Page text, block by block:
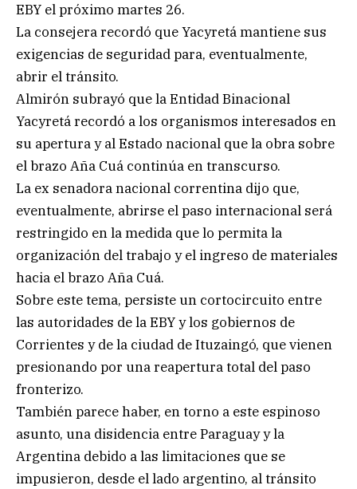
EBY el próximo martes 26.
La consejera recordó que Yacyretá mantiene sus
exigencias de seguridad para, eventualmente,
abrir el tránsito.
Almirón subrayó que la Entidad Binacional
Yacyretá recordó a los organismos interesados en
su apertura y al Estado nacional que la obra sobre
el brazo Aña Cuá continúa en transcurso.
La ex senadora nacional correntina dijo que,
eventualmente, abrirse el paso internacional será
restringido en la medida que lo permita la
organización del trabajo y el ingreso de materiales
hacia el brazo Aña Cuá.
Sobre este tema, persiste un cortocircuito entre
las autoridades de la EBY y los gobiernos de
Corrientes y de la ciudad de Ituzaingó, que vienen
presionando por una reapertura total del paso
fronterizo.
También parece haber, en torno a este espinoso
asunto, una disidencia entre Paraguay y la
Argentina debido a las limitaciones que se
impusieron, desde el lado argentino, al tránsito